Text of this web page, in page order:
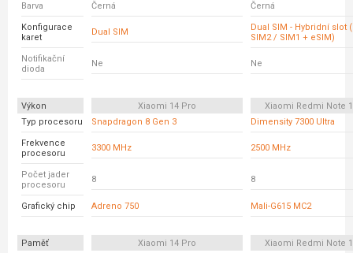
Barva Černá Černá
Konfigurace
karet
Dual SIM
Dual SIM - Hybridní slot
SIM2 / SIM1 + eSIM)
Notifikační
dioda
Ne Ne
Výkon Xiaomi 14 Pro
Xiaomi Redmi Note
Typ procesoru
Snapdragon 8 Gen 3 Dimensity 7300 Ultra
Frekvence
procesoru
3300 MHz 2500 MHz
Počet jader
procesoru
8 8
Grafický chip Adreno 750 Mali-G615 MC2
Paměť Xiaomi 14 Pro
Xiaomi Redmi Note